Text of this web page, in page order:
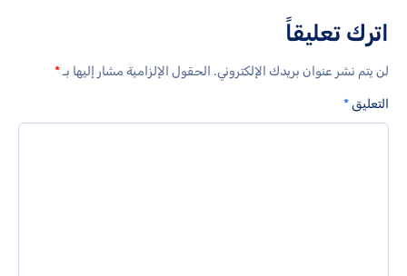
اترك تعليقاً
لن يتم نشر عنوان بريدك الإلكتروني. الحقول الإلزامية مشار إليها بـ*
التعليق*